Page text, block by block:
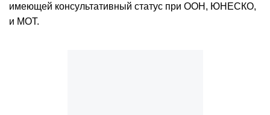
имеющей консультативный статус при ООН, ЮНЕСКО,
и МОТ.